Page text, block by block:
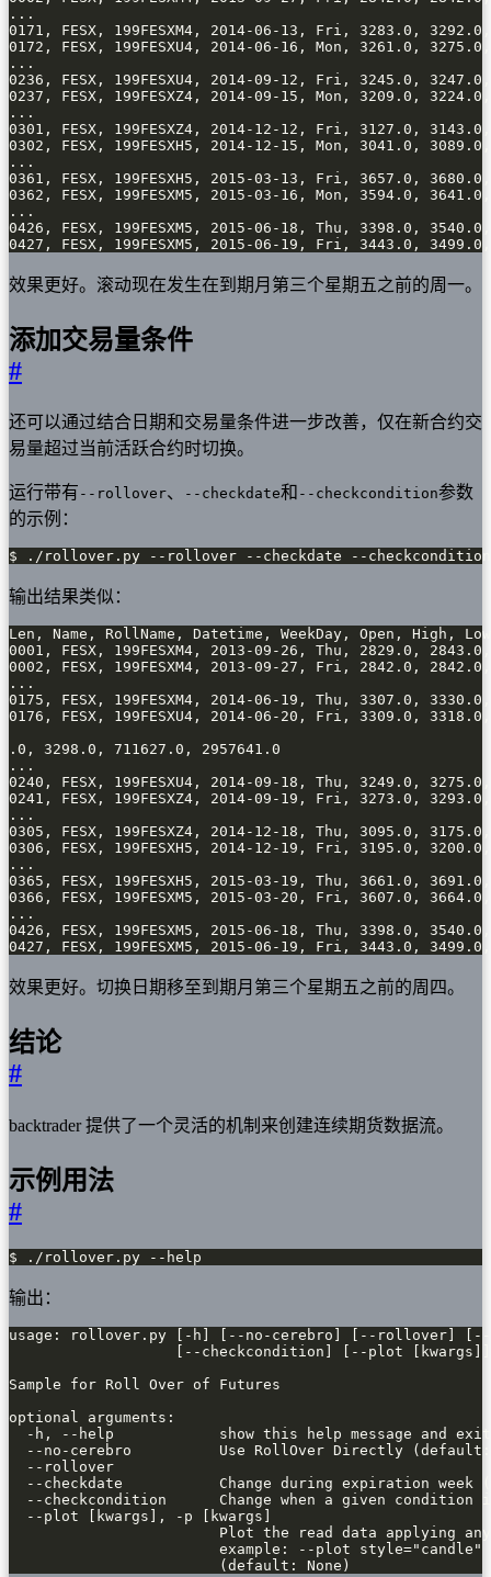
0427, FESX, 199FESXM5, 2015-06-19, Fri, 3443.0,
效果更好。滚动现在发生在到期月第三个星期五之前的周一。
添加交易量条件
#
还可以通过结合日期和交易量条件进一步改善，仅在新合约交
易量超过当前活跃合约时切换。
运行带有 --rollover、 --checkdate和 --checkcondition参数
的示例：
$ ./rollover.py --rollover --checkdate --
输出结果类似：
0427, FESX, 199FESXM5, 2015-06-19, Fri, 3443.0,
效果更好。切换日期移至到期月第三个星期五之前的周四。
结论
#
backtrader 提供了一个灵活的机制来创建连续期货数据流。
示例用法
#
$ ./rollover.py --help
输出：
                        (default: None)